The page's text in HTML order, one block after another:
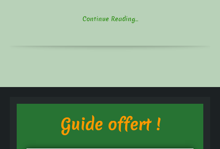
Continue Reading...
Guide offert !